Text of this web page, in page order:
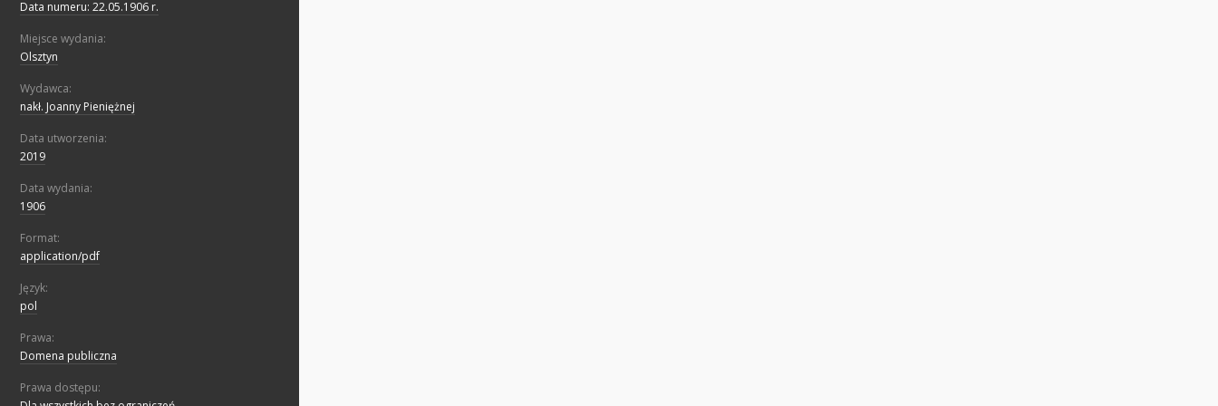
Data numeru: 22.05.1906 r.
Miejsce wydania:
Olsztyn
Wydawca:
nakł. Joanny Pieniężnej
Data utworzenia:
2019
Data wydania:
1906
Format:
application/pdf
Język:
pol
Prawa:
Domena publiczna
Prawa dostępu: